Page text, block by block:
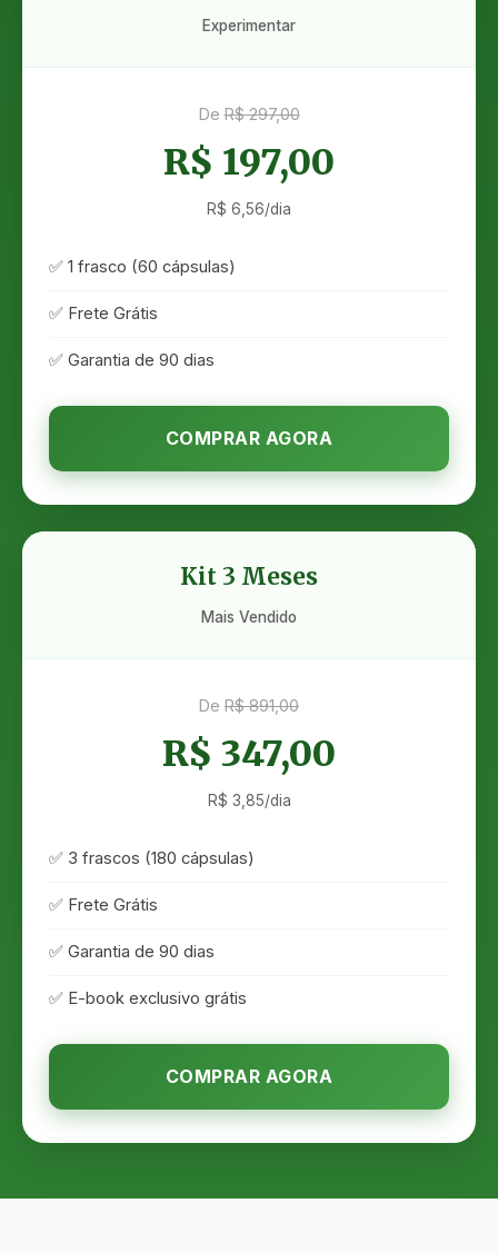
Experimentar
DeR$ 297,00
R$ 197,00
R$ 6,56/dia
✅ 1 frasco (60 cápsulas)
✅ Frete Grátis
✅ Garantia de 90 dias
COMPRAR AGORA
Kit 3 Meses
Mais Vendido
De R$ 891,00
R$ 347,00
R$ 3,85/dia
✅ 3 frascos (180 cápsulas)
✅ Frete Grátis
✅ Garantia de 90 dias
✅ E-book exclusivo grátis
COMPRAR AGORA